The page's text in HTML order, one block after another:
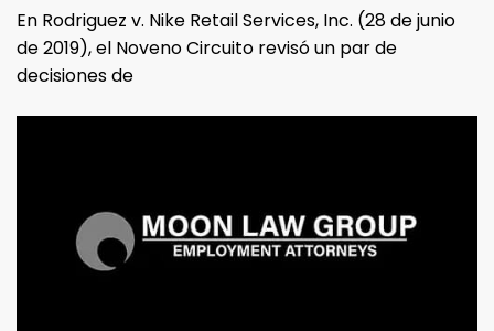
En Rodriguez v. Nike Retail Services, Inc. (28 de junio
de 2019), el Noveno Circuito revisó un par de
decisiones de